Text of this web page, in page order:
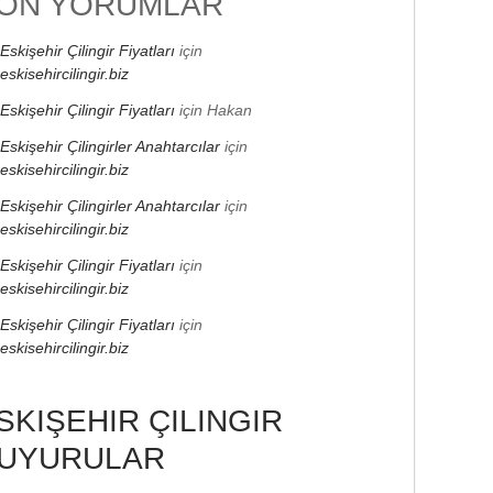
Eskişehir Çilingir Fiyatları için
eskisehircilingir.biz
Eskişehir Çilingir Fiyatları için Hakan
Eskişehir Çilingirler Anahtarcılar için
eskisehircilingir.biz
Eskişehir Çilingirler Anahtarcılar için
eskisehircilingir.biz
Eskişehir Çilingir Fiyatları için
eskisehircilingir.biz
Eskişehir Çilingir Fiyatları için
eskisehircilingir.biz
ÇILINGIR